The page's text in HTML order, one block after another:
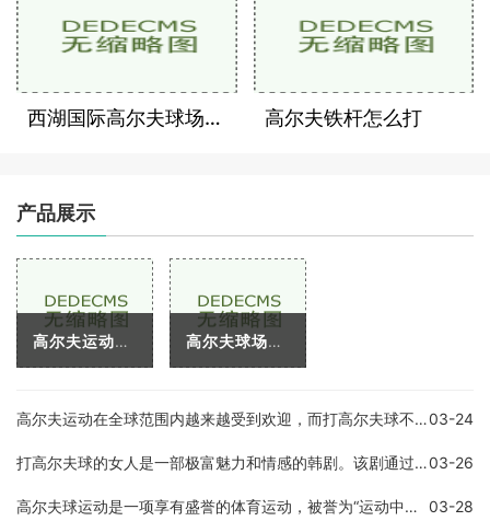
西湖国际高尔夫球场打球价格多少 高尔夫铁杆怎么打
产品展示
高尔夫运动是一项富含文化底蕴的室外运动，它源于苏格兰，在这个被美丽的海景山景环绕的国度里，高尔夫运动经过了数百年的演化和改良，逐渐成为了一项全球性的运动。高尔夫运 高尔夫球场作为一项高端运动和娱乐方式，一直以来备受人们的喜爱和追捧。然而对于初次接触高尔夫球的人来说，不知道如何收费可能会让人感到困惑。本文将详细介绍高尔夫球场的
高尔夫运动在全球范围内越来越受到欢迎，而打高尔夫球不仅需要技巧与耐力，更需要穿着合适的服装来让自己更加舒适自在。目前市面上有很多高尔夫球服装品牌，其中最知名的品牌03-24
打高尔夫球的女人是一部极富魅力和情感的韩剧。该剧通过一个女性高尔夫球手的成长历程，讲述了困难、痛苦、挫折和梦想的人生故事。该剧不仅展现了高尔夫球运动的美妙，也探讨03-26
高尔夫球运动是一项享有盛誉的体育运动，被誉为“运动中的绅士游戏”。 在高尔夫球比赛中，赢得比赛的关键因素是要尽可能地在标准杆数内将球打入洞中。 在这个过程中，球员需要 03-28